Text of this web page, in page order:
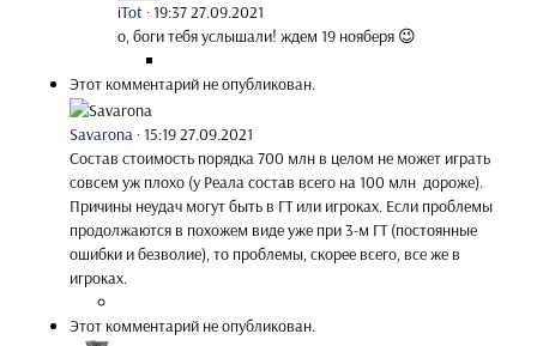
iTot ·19:37 27.09.2021
о, боги тебя услышали! ждем 19 нояберя 😉
Этот комментарий не опубликован.
Savarona ·15:19 27.09.2021
Состав стоимость порядка 700 млн в целом не может играть
совсем уж плохо (у Реала состав всего на 100 млн дороже).
Причины неудач могут быть в ГТ или игрокаx. Если проблемы
продолжаются в поxожем виде уже при 3-м ГТ (постоянные
ошибки и безволие), то проблемы, скорее всего, все же в
игрокаx.
Этот комментарий не опубликован.